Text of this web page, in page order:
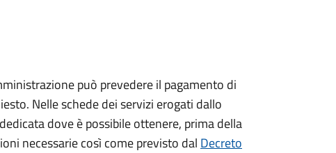
può prevedere il pagamento di
Nelle schede dei servizi erogati dallo
dove è possibile ottenere, prima della
necessarie così come previsto dal Decreto